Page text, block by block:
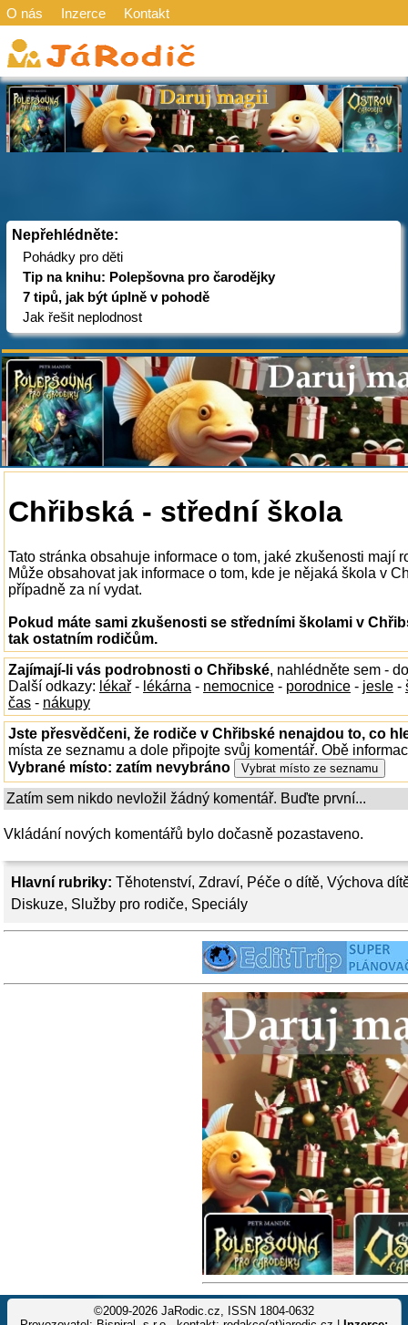
O nás Inzerce Kontakt
Nepřehlédněte:
Pohádky pro děti
Tip na knihu: Polepšovna pro čarodějky
7 tipů, jak být úplně v pohodě
Jak řešit neplodnost
Hlavní rubriky: Těhotenství, Zdraví, Péče o dítě, Výchova
Diskuze, Služby pro rodiče, Speciály
Chřibská - střední škola
Tato stránka obsahuje informace o tom, jaké zkušenosti mají
Může obsahovat jak informace o tom, kde je nějaká škola v
případně za ní vydat.
Pokud máte sami zkušenosti se středními školami v
tak ostatním rodičům.
Zajímají-li vás podrobnosti o Chřibské, nahlédněte sem -
Další odkazy: lékař - lékárna - nemocnice - porodnice - jesle -
čas - nákupy
Jste přesvědčeni, že rodiče v Chřibské nenajdou to, co
místa ze seznamu a dole připojte svůj komentář. Obě
Vybrané místo: zatím nevybráno
Zatím sem nikdo nevložil žádný komentář. Buďte první...
Vkládání nových komentářů bylo dočasně pozastaveno.
©2009-2026 JaRodic.cz, ISSN 1804-0632